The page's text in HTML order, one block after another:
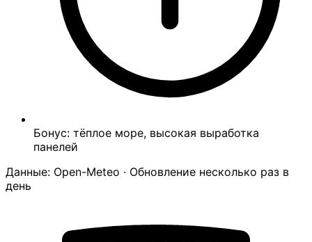
Бонус: тёплое море, высокая выработка
панелей
Данные: Open-Meteo · Обновление несколько раз в
день